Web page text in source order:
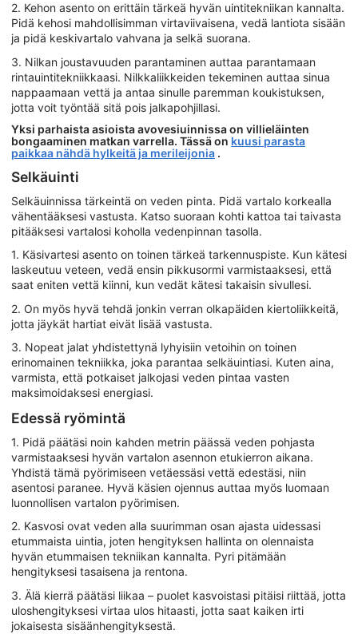
2. Kehon asento on erittäin tärkeä hyvän uintitekniikan kannalta.
Pidä kehosi mahdollisimman virtaviivaisena, vedä lantiota sisään
ja pidä keskivartalo vahvana ja selkä suorana.
3. Nilkan joustavuuden parantaminen auttaa parantamaan
rintauintitekniikkaasi. Nilkkaliikkeiden tekeminen auttaa sinua
nappaamaan vettä ja antaa sinulle paremman koukistuksen,
jotta voit työntää sitä pois jalkapohjillasi.
Yksi parhaista asioista avovesiuinnissa on villieläinten
bongaaminen matkan varrella. Tässä on kuusi parasta
paikkaa nähdä hylkeitä ja merileijonia .
Selkäuinti
Selkäuinnissa tärkeintä on veden pinta. Pidä vartalo korkealla
vähentääksesi vastusta. Katso suoraan kohti kattoa tai taivasta
pitääksesi vartalosi koholla vedenpinnan tasolla.
1. Käsivartesi asento on toinen tärkeä tarkennuspiste. Kun kätesi
laskeutuu veteen, vedä ensin pikkusormi varmistaaksesi, että
saat eniten vettä kiinni, kun vedät kätesi takaisin sivullesi.
2. On myös hyvä tehdä jonkin verran olkapäiden kiertoliikkeitä,
jotta jäykät hartiat eivät lisää vastusta.
3. Nopeat jalat yhdistettynä lyhyisiin vetoihin on toinen
erinomainen tekniikka, joka parantaa selkäuintiasi. Kuten aina,
varmista, että potkaiset jalkojasi veden pintaa vasten
maksimoidaksesi energiasi.
Edessä ryömintä
1. Pidä päätäsi noin kahden metrin päässä veden pohjasta
varmistaaksesi hyvän vartalon asennon etukierron aikana.
Yhdistä tämä pyörimiseen vetäessäsi vettä edestäsi, niin
asentosi paranee. Hyvä käsien ojennus auttaa myös luomaan
luonnollisen vartalon pyörimisen.
2. Kasvosi ovat veden alla suurimman osan ajasta uidessasi
etummaista uintia, joten hengityksen hallinta on olennaista
hyvän etummaisen tekniikan kannalta. Pyri pitämään
hengityksesi tasaisena ja rentona.
3. Älä kierrä päätäsi liikaa – puolet kasvoistasi pitäisi riittää, jotta
uloshengityksesi virtaa ulos hitaasti, jotta saat kaiken irti
jokaisesta sisäänhengityksestä.